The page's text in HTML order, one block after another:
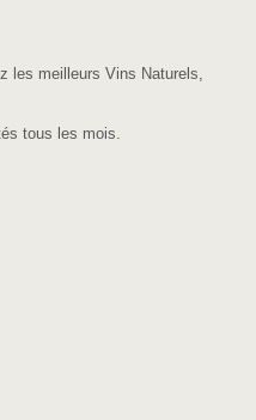
les meilleurs Vins Naturels,
tous les mois.